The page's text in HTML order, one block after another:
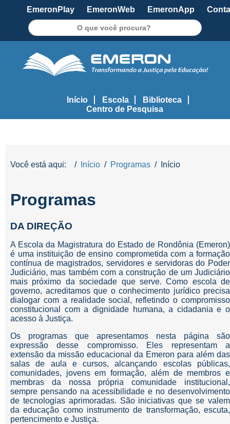
EmeronPlay EmeronWeb EmeronApp
Início Escola
Biblioteca
Centro de Pesquisa
Você está aqui: Início Programas Início
Programas
DA DIREÇÃO
A Escola da Magistratura do Estado de Rondônia (Emeron)
é uma instituição de ensino comprometida com a formação
contínua de magistrados, servidores e servidoras do Poder
Judiciário, mas também com a construção de um Judiciário
mais próximo da sociedade que serve. Como escola de
governo, acreditamos que o conhecimento jurídico precisa
dialogar com a realidade social, refletindo o compromisso
constitucional com a dignidade humana, a cidadania e o
acesso à Justiça.
Os programas que apresentamos nesta página são
expressão desse compromisso. Eles representam a
extensão da missão educacional da Emeron para além das
salas de aula e cursos, alcançando escolas públicas,
comunidades, jovens em formação, além de membros e
membras da nossa própria comunidade institucional,
sempre pensando na acessibilidade e no desenvolvimento
de tecnologias aprimoradas. São iniciativas que se valem
da educação como instrumento de transformação, escuta,
pertencimento e Justiça.